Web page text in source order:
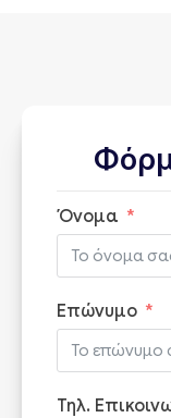
Όνομα
Επώνυμο
Τηλ.